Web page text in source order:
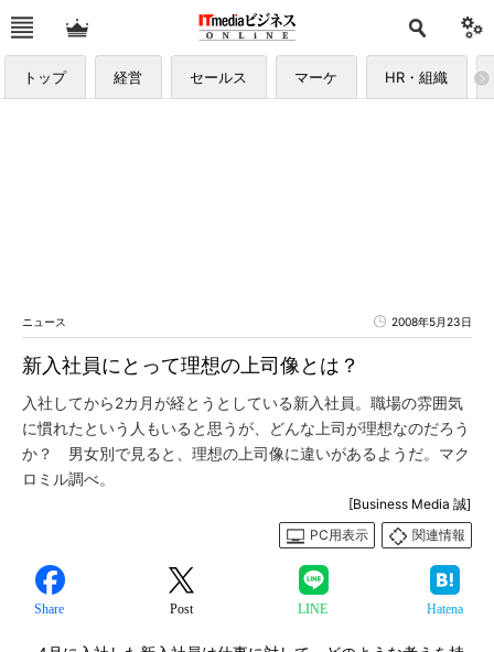
トップ 経営 セールス マーケ HR・組織
ニュース 2008年5月23日
新入社員にとって理想の上司像とは？
入社してから2カ月が経とうとしている新入社員。職場の雰囲気
に慣れたという人もいると思うが、どんな上司が理想なのだろう
か？ 男女別で見ると、理想の上司像に違いがあるようだ。マク
ロミル調べ。
[Business Media 誠]
PC用表示
関連情報
Share Post LINE Hatena